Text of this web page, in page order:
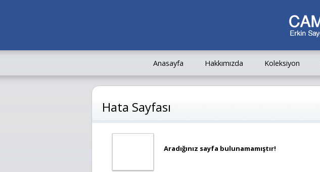
Anasayfa Hakkımızda Koleksiyon
Hata Sayfası
Aradığınız sayfa bulunamamıştır!